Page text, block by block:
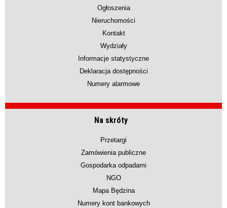
Ogłoszenia
Nieruchomości
Kontakt
Wydziały
Informacje statystyczne
Deklaracja dostępności
Numery alarmowe
Na skróty
Przetargi
Zamówienia publiczne
Gospodarka odpadami
NGO
Mapa Będzina
Numery kont bankowych